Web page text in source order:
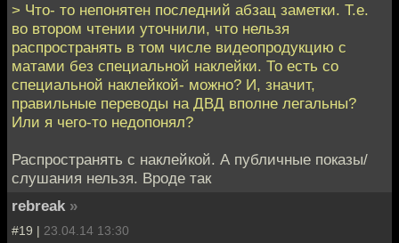
> Что- то непонятен последний абзац заметки. Т.е.
во втором чтении уточнили, что нельзя
распространять в том числе видеопродукцию с
матами без специальной наклейки. То есть со
специальной наклейкой- можно? И, значит,
правильные переводы на ДВД вполне легальны?
Или я чего-то недопонял?
Распространять с наклейкой. А публичные показы/
слушания нельзя. Вроде так
rebreak »
#19 | 23.04.14 13:30